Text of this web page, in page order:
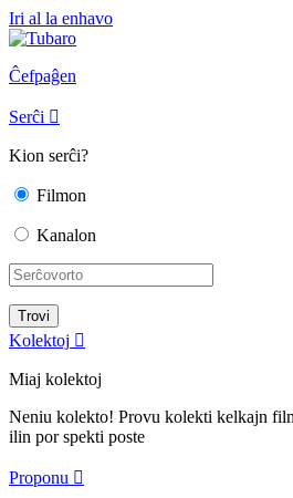
Iri al la enhavo
Ĉefpaĝen
Serĉi 
Kion serĉi?
Filmon
Kanalon
Kolektoj 
Miaj kolektoj
Neniu kolekto! Provu kolekti kelkajn
ilin por spekti poste
Proponu 